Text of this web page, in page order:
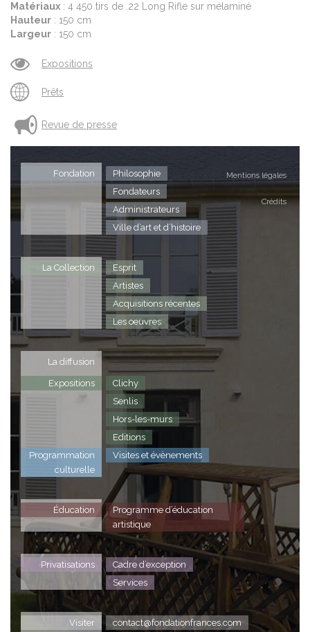
Matériaux : 4 450 tirs de .22 Long Rifle sur mélaminé
Hauteur : 150 cm
Largeur : 150 cm
Expositions
Prêts
Revue de presse
Mentions légales
Crédits
Fondation
Philosophie
Fondateurs
Administrateurs
Ville d’art et d’histoire
La Collection
Esprit
Artistes
Acquisitions récentes
Les oeuvres
La diffusion
Expositions
Clichy
Senlis
Hors-les-murs
Editions
Programmation
culturelle
Visites et évènements
Éducation
Programme d’éducation
artistique
Privatisations
Cadre d’exception
Services
Visiter contact@fondationfrances.com